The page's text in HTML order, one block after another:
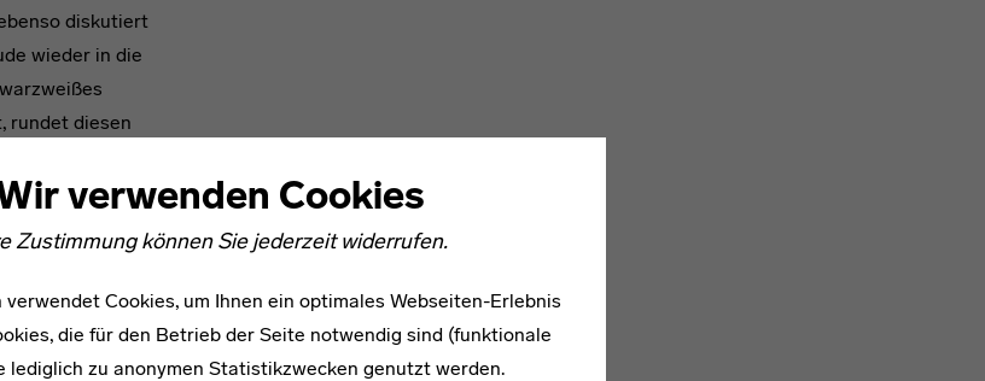
verwenden Cookies
Zustimmung können Sie jederzeit widerrufen.
Cookies, um Ihnen ein optimales Webseiten-Erlebnis
die für den Betrieb der Seite notwendig sind (funktionale
lediglich zu anonymen Statistikzwecken genutzt werden.
diskutiert
wieder in die
rundet diesen